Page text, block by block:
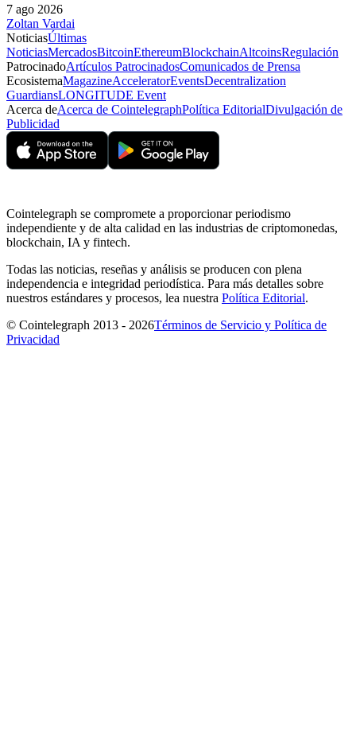
7 ago 2026
Zoltan Vardai
NoticiasÚltimas
NoticiasMercadosBitcoinEthereumBlockchainAltcoinsRegulación
PatrocinadoArtículos PatrocinadosComunicados de Prensa
EcosistemaMagazineAcceleratorEventsDecentralization
GuardiansLONGITUDE Event
Acerca deAcerca de CointelegraphPolítica EditorialDivulgación de
Publicidad
Cointelegraph se compromete a proporcionar periodismo
independiente y de alta calidad en las industrias de criptomonedas,
blockchain, IA y fintech.
Todas las noticias, reseñas y análisis se producen con plena
independencia e integridad periodística. Para más detalles sobre
nuestros estándares y procesos, lea nuestra Política Editorial.
© Cointelegraph 2013 - 2026Términos de Servicio y Política de
Privacidad